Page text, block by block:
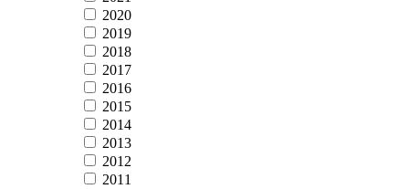
2020
2019
2018
2017
2016
2015
2014
2013
2012
2011